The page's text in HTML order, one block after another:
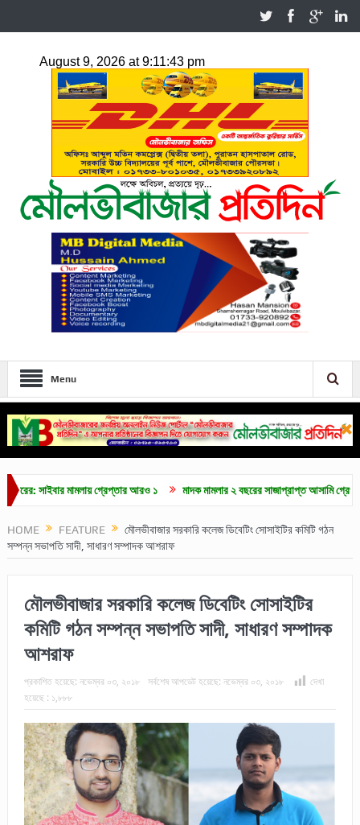
Menu
সাইবার মামলায় গ্রেপ্তার আরও ১ মাদক মামলার ২ বছরের সাজাপ্রাপ্ত আসামি গ্রেপ্তার
HOME FEATURE
মৌলভীবাজার সরকারি কলেজ ডিবেটিং সোসাইটির কমিটি গঠন
সম্পন্ন সভাপতি সাদী, সাধারণ সম্পাদক আশরাফ
মৌলভীবাজার সরকারি কলেজ ডিবেটিং সোসাইটির
কমিটি গঠন সম্পন্ন সভাপতি সাদী, সাধারণ সম্পাদক
আশরাফ
প্রকাশিত হয়েছে: নভেম্বর ০৩, ২০১৮ সর্বশেষ আপডেট হয়েছে: নভেম্বর ০৩, ২০১৮
দেখা
হয়েছে : ১,৮৮৮